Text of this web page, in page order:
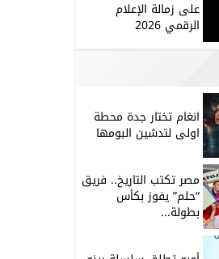
على زمالة الإعلام
الرقمي 2026
انغام تختار جدة محطة
اولى لتدشين البومها
مصر تكتب التاريخ.. فريق
“حلم” يفوز بكأس
بطولة...